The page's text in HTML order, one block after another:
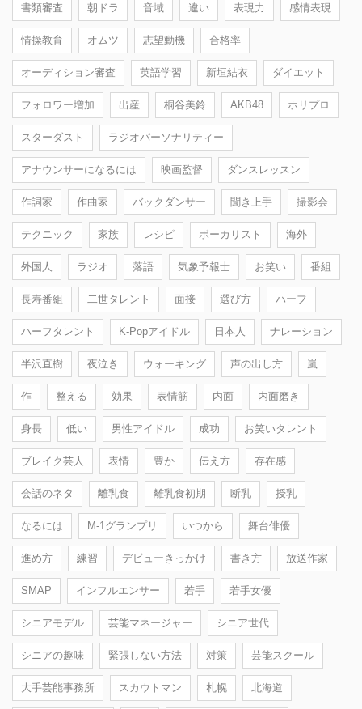
書類審査 朝ドラ 音域 違い 表現力 感情表現
情操教育 オムツ 志望動機 合格率
オーディション審査 英語学習 新垣結衣 ダイエット
フォロワー増加 出産 桐谷美鈴 AKB48 ホリプロ
スターダスト ラジオパーソナリティー
アナウンサーになるには 映画監督 ダンスレッスン
作詞家 作曲家 バックダンサー 聞き上手 撮影会
テクニック 家族 レシピ ボーカリスト 海外
外国人 ラジオ 落語 気象予報士 お笑い 番組
長寿番組 二世タレント 面接 選び方 ハーフ
ハーフタレント K-Popアイドル 日本人 ナレーション
半沢直樹 夜泣き ウォーキング 声の出し方 嵐
作 整える 効果 表情筋 内面 内面磨き
身長 低い 男性アイドル 成功 お笑いタレント
ブレイク芸人 表情 豊か 伝え方 存在感
会話のネタ 離乳食 離乳食初期 断乳 授乳
なるには M-1グランプリ いつから 舞台俳優
進め方 練習 デビューきっかけ 書き方 放送作家
SMAP インフルエンサー 若手 若手女優
シニアモデル 芸能マネージャー シニア世代
シニアの趣味 緊張しない方法 対策 芸能スクール
大手芸能事務所 スカウトマン 札幌 北海道